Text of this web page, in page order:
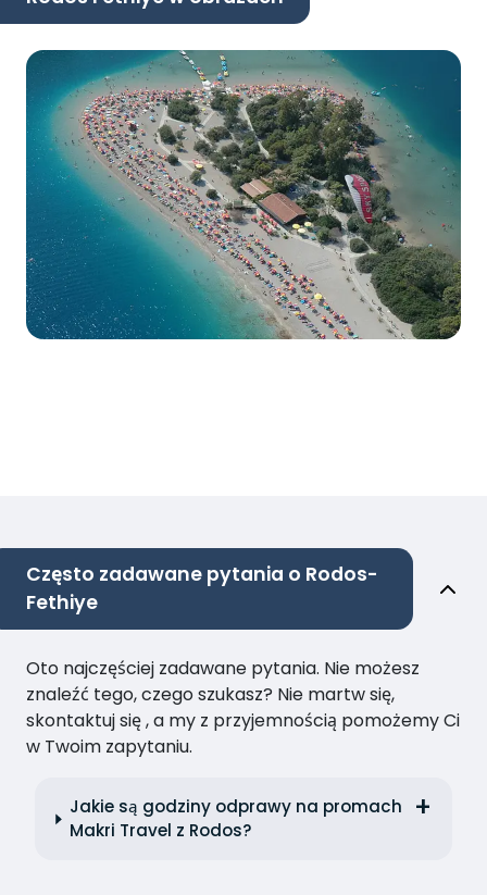
Często zadawane pytania o Rodos-
Fethiye
Oto najczęściej zadawane pytania. Nie możesz
znaleźć tego, czego szukasz? Nie martw się,
skontaktuj się , a my z przyjemnością pomożemy Ci
w Twoim zapytaniu.
Jakie są godziny odprawy na promach
Makri Travel z Rodos?